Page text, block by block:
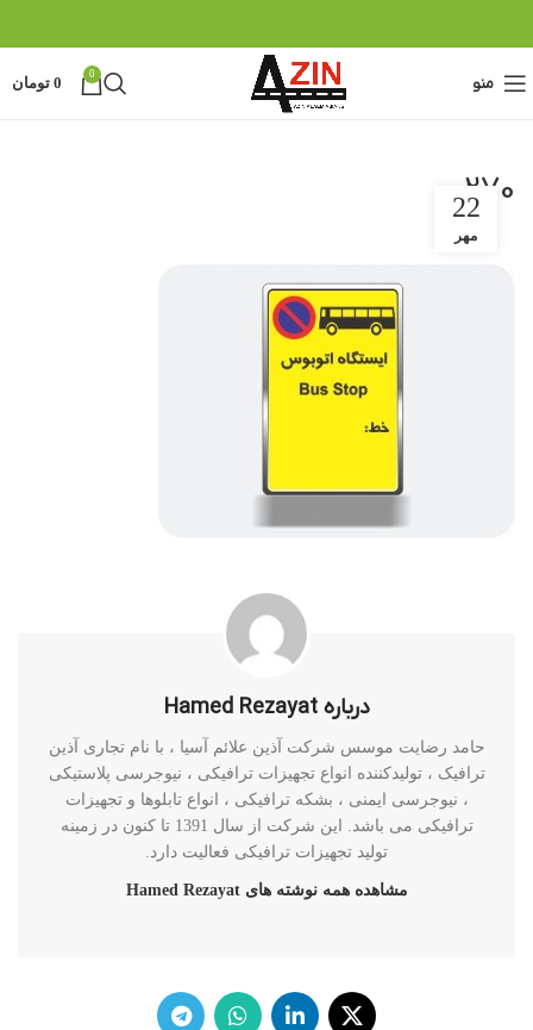
منو 0
0 تومان
270
22
مهر
درباره Hamed Rezayat
حامد رضایت موسس شرکت آذین علائم آسیا ، با نام تجاری آذین
ترافیک ، تولیدکننده انواع تجهیزات ترافیکی ، نیوجرسی پلاستیکی
، نیوجرسی ایمنی ، بشکه ترافیکی ، انواع تابلوها و تجهیزات
ترافیکی می باشد. این شرکت از سال 1391 تا کنون در زمینه
تولید تجهیزات ترافیکی فعالیت دارد.
مشاهده همه نوشته های Hamed Rezayat